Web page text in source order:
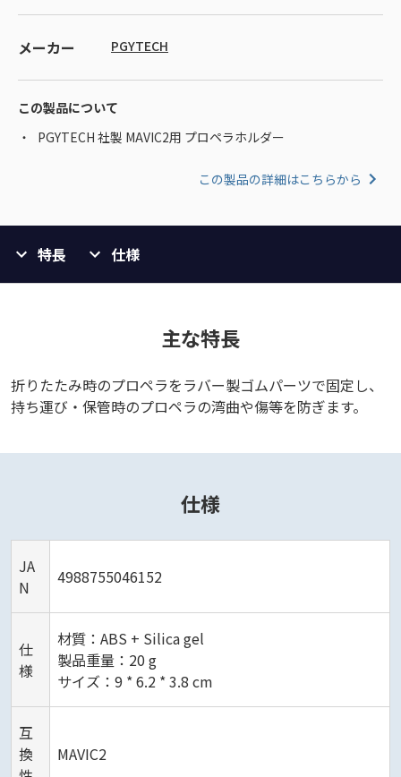
メーカー PGYTECH
この製品について
PGYTECH 社製 MAVIC2用 プロペラホルダー
この製品の詳細はこちらから
特長 仕様
主な特長
折りたたみ時のプロペラをラバー製ゴムパーツで固定し、
持ち運び・保管時のプロペラの湾曲や傷等を防ぎます。
仕様
JA
N
4988755046152
仕
様
材質：ABS + Silica gel
製品重量：20 g
サイズ：9 * 6.2 * 3.8 cm
互
換
MAVIC2